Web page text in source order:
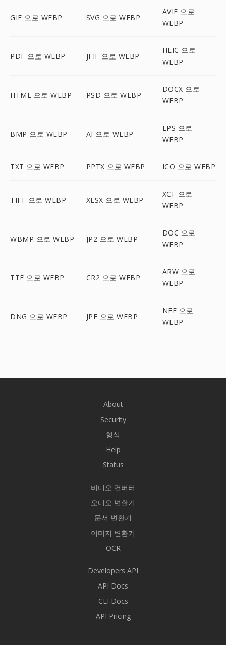
GIF 으로 WEBP SVG 으로 WEBP
AVIF 으로
WEBP
PDF 으로 WEBP JFIF 으로 WEBP
HEIC 으로
WEBP
HTML 으로 WEBP PSD 으로 WEBP
DOCX 으로
WEBP
BMP 으로 WEBP AI 으로 WEBP
EPS 으로
WEBP
TXT 으로 WEBP PPTX 으로 WEBP ICO 으로 WEBP
TIFF 으로 WEBP XLSX 으로 WEBP
XCF 으로
WEBP
WBMP 으로 WEBP JP2 으로 WEBP
DOC 으로
WEBP
TTF 으로 WEBP CR2 으로 WEBP
ARW 으로
WEBP
DNG 으로 WEBP JPE 으로 WEBP
NEF 으로
WEBP
About
Security
형식
Help
Status
비디오 컨버터
오디오 변환기
문서 변환기
이미지 변환기
OCR
Developers API
API Docs
CLI Docs
API Pricing